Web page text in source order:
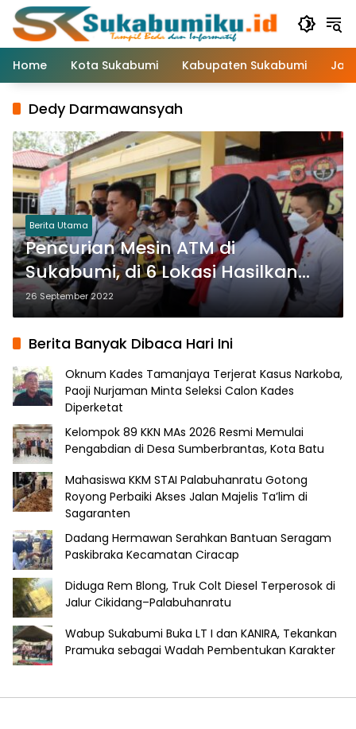
Langsung
konten
Home
Kota Sukabumi Kabupaten Sukabumi
Dedy Darmawansyah
Berita Utama
Pencurian Mesin ATM di
Sukabumi, di 6 Lokasi Hasilkan
Total Rp 1.9 miliar
26 September 2022
Berita Banyak Dibaca Hari Ini
Oknum Kades Tamanjaya Terjerat Kasus Narkoba,
Paoji Nurjaman Minta Seleksi Calon Kades
Diperketat
Kelompok 89 KKN MAs 2026 Resmi Memulai
Pengabdian di Desa Sumberbrantas, Kota Batu
Mahasiswa KKM STAI Palabuhanratu Gotong
Royong Perbaiki Akses Jalan Majelis Ta’lim di
Sagaranten
Dadang Hermawan Serahkan Bantuan Seragam
Paskibraka Kecamatan Ciracap
Diduga Rem Blong, Truk Colt Diesel Terperosok di
Jalur Cikidang–Palabuhanratu
Wabup Sukabumi Buka LT I dan KANIRA, Tekankan
Pramuka sebagai Wadah Pembentukan Karakter